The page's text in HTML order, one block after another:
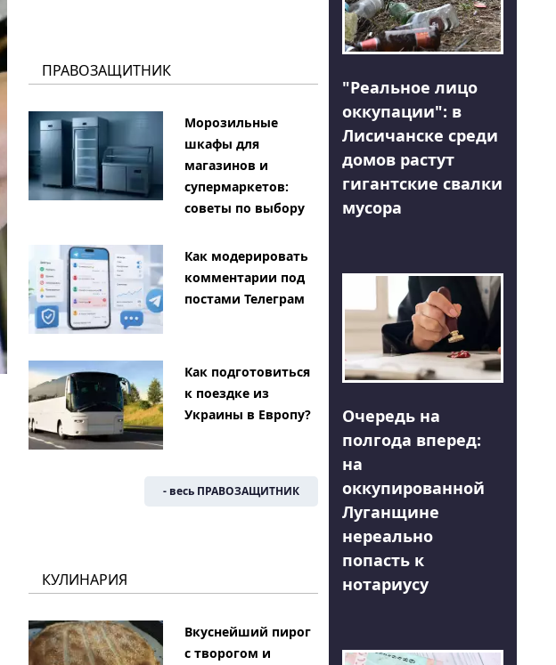
ПРАВОЗАЩИТНИК
Морозильные
шкафы для
магазинов и
супермаркетов:
советы по выбору
Как модерировать
комментарии под
постами Телеграм
Как подготовиться
к поездке из
Украины в Европу?
- весь ПРАВОЗАЩИТНИК
КУЛИНАРИЯ
Вкуснейший пирог
с творогом и
"Реальное лицо
оккупации": в
Лисичанске среди
домов растут
гигантские свалки
мусора
Очередь на
полгода вперед:
на
оккупированной
Луганщине
нереально
попасть к
нотариусу